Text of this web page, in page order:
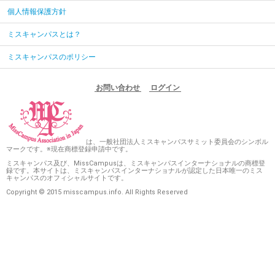
個人情報保護方針
ミスキャンパスとは？
ミスキャンパスのポリシー
お問い合わせ ログイン
は、一般社団法人ミスキャンパスサミット委員会のシンボル
マークです。※現在商標登録申請中です。
ミスキャンパス及び、MissCampusは、ミスキャンパスインターナショナルの商標登
録です。本サイトは、ミスキャンパスインターナショナルが認定した日本唯一のミス
キャンパスのオフィシャルサイトです。
Copyright © 2015 misscampus.info. All Rights Reserved